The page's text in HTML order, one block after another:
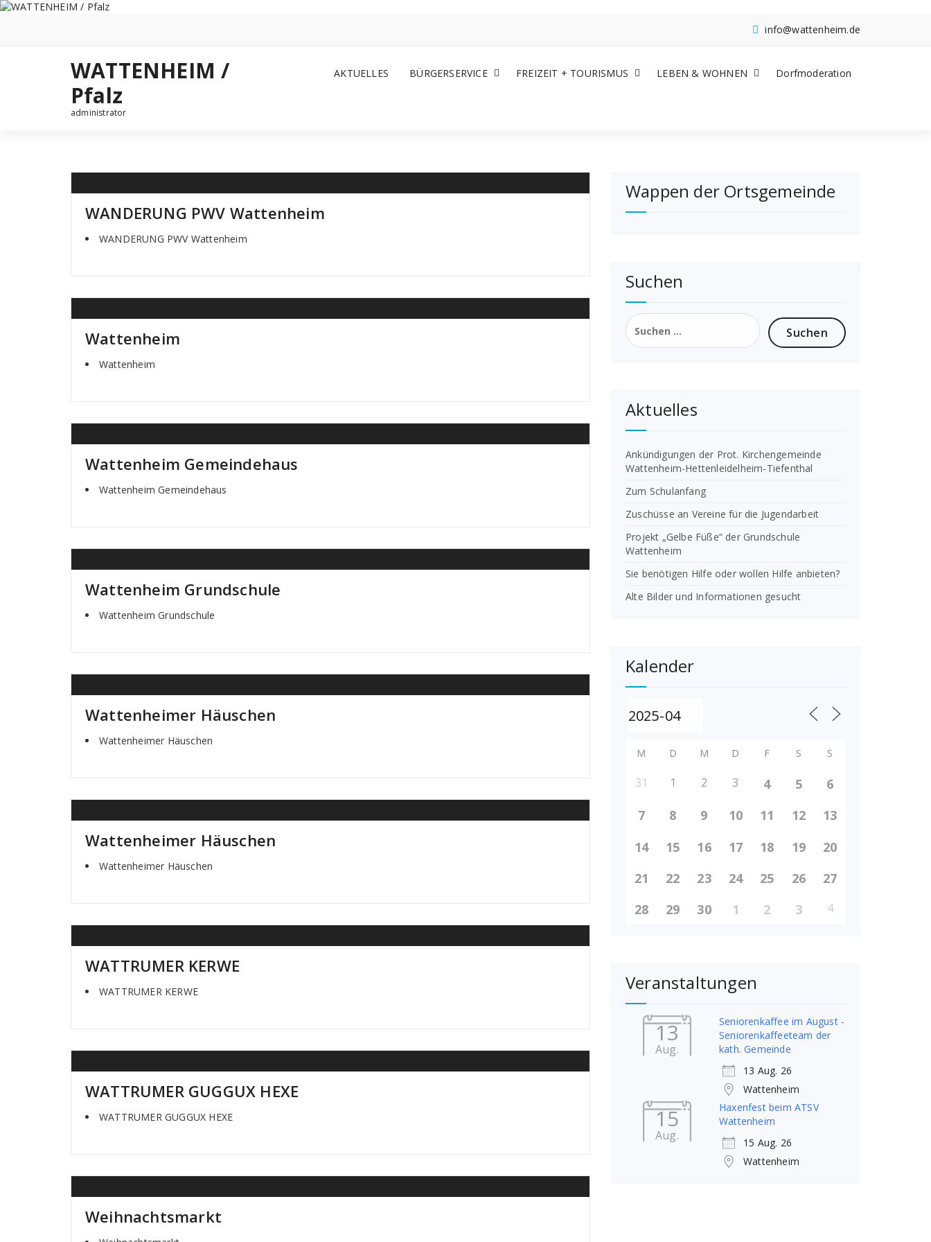
Zum
info@wattenheim.de
WATTENHEIM /
Pfalz
administrator
AKTUELLES BÜRGERSERVICE FREIZEIT + TOURISMUS LEBEN & WOHNEN Dorfmoderation
WANDERUNG PWV Wattenheim
WANDERUNG PWV Wattenheim
Wattenheim
Wattenheim
Wattenheim Gemeindehaus
Wattenheim Gemeindehaus
Wattenheim Grundschule
Wattenheim Grundschule
Wattenheimer Häuschen
Wattenheimer Häuschen
Wattenheimer Häuschen
Wattenheimer Häuschen
WATTRUMER KERWE
WATTRUMER KERWE
WATTRUMER GUGGUX HEXE
WATTRUMER GUGGUX HEXE
Weihnachtsmarkt
Wappen der Ortsgemeinde
Suchen
Suchen
nach:
Aktuelles
Ankündigungen der Prot. Kirchengemeinde
Wattenheim-Hettenleidelheim-Tiefenthal
Zum Schulanfang
Zuschüsse an Vereine für die Jugendarbeit
Projekt „Gelbe Füße“ der Grundschule
Wattenheim
Sie benötigen Hilfe oder wollen Hilfe anbieten?
Alte Bilder und Informationen gesucht
Kalender
M D M D F S S
31 1 2 3 4 5
6
7
8 9 10 11 12
13
14
15 16 17 18 19
20
21
22 23 24 25 26
27
28
29 30 1 2 3 4
Veranstaltungen
13
Aug.
Seniorenkaffee im August -
Seniorenkaffeeteam der
kath. Gemeinde
13 Aug. 26
Wattenheim
15
Aug.
Haxenfest beim ATSV
Wattenheim
15 Aug. 26
Wattenheim